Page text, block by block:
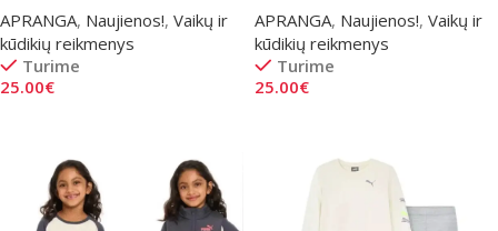
APRANGA, Naujienos!, Vaikų ir
kūdikių reikmenys
Turime
25.00€
APRANGA, Naujienos!, Vaikų ir
kūdikių reikmenys
Turime
25.00€